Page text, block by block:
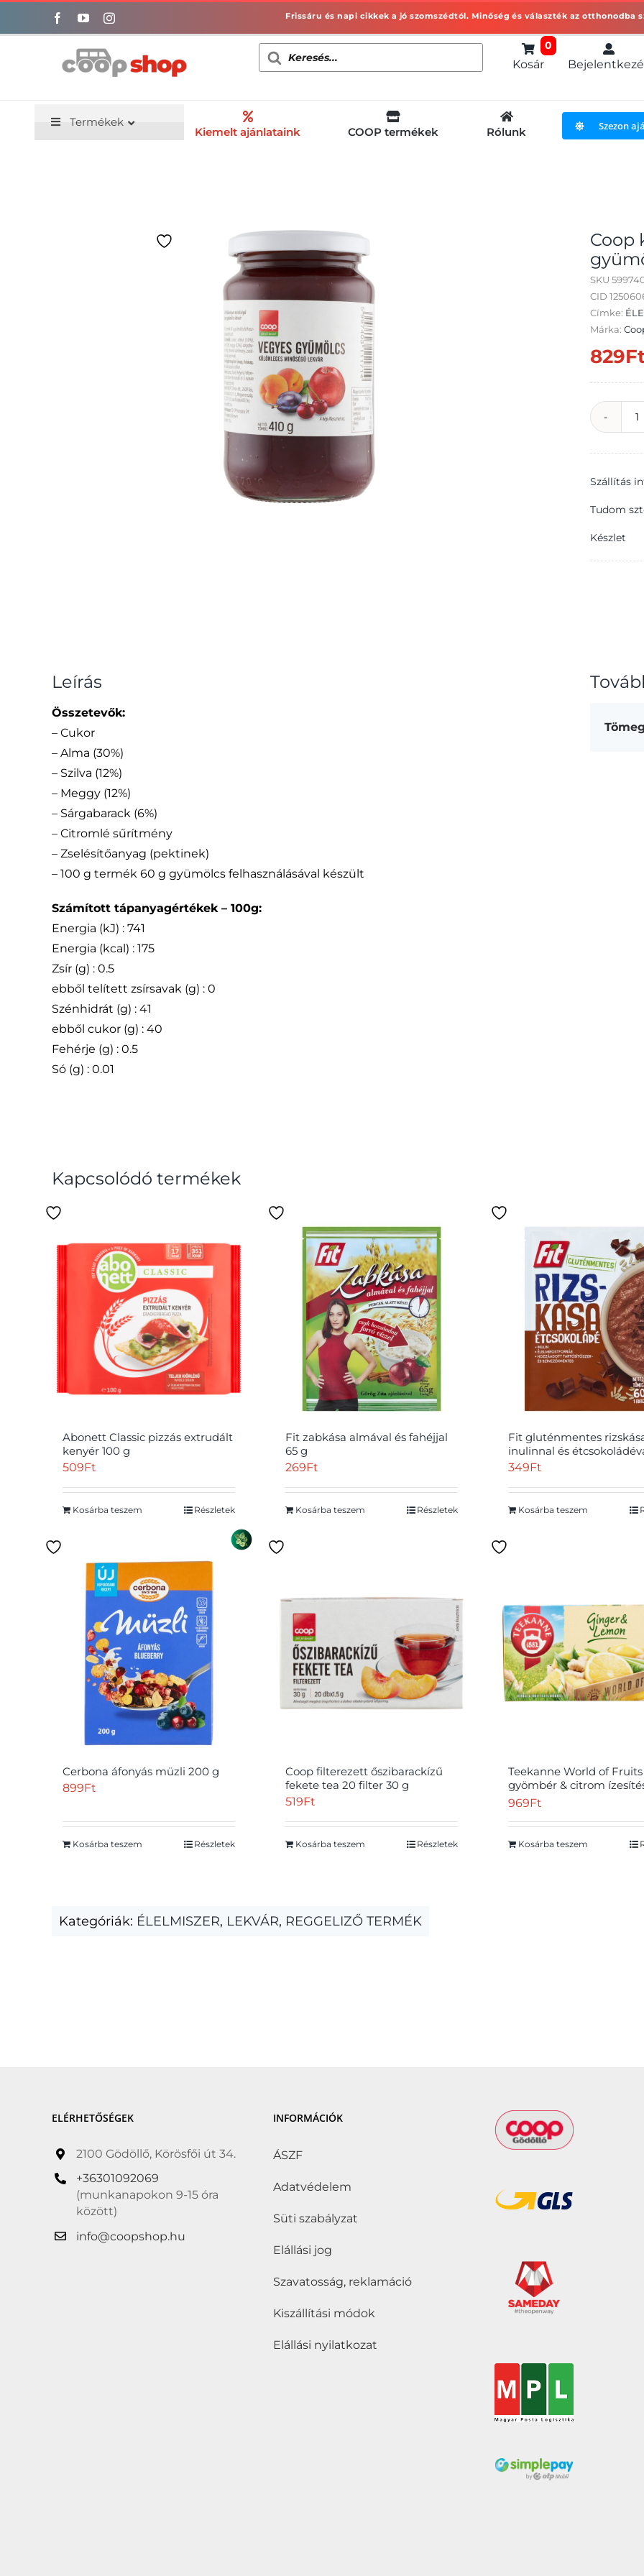
Products
search
Kosár
0
Termékek
Kiemelt ajánlataink COOP termékek Rólunk Szezon
Coop
SKU
CID
Címke:
Márka:
829
Szállítás
Tudom
Készlet
Leírás
Összetevők:
– Cukor
– Alma (30%)
– Szilva (12%)
– Meggy (12%)
– Sárgabarack (6%)
– Citromlé sűrítmény
– Zselésítőanyag (pektinek)
– 100 g termék 60 g gyümölcs felhasználásával készült
Számított tápanyagértékek – 100g:
Energia (kJ) : 741
Energia (kcal) : 175
Zsír (g) : 0.5
ebből telített zsírsavak (g) : 0
Szénhidrát (g) : 41
ebből cukor (g) : 40
Fehérje (g) : 0.5
Só (g) : 0.01
Tömeg
Kapcsolódó termékek
Abonett Classic pizzás extrudált
kenyér 100 g
509Ft
Kosárba teszem Részletek
Fit zabkása almával és fahéjjal
65 g
269Ft
Kosárba teszem Részletek
Fit gluténmentes
inulinnal és
349Ft
Kosárba teszem
Cerbona áfonyás müzli 200 g
899Ft
Kosárba teszem Részletek
Coop filterezett őszibarackízű
fekete tea 20 filter 30 g
519Ft
Kosárba teszem Részletek
Teekanne World of Fruits
gyömbér & citrom
gyógynövény & gyümölcs
969Ft
Kosárba teszem
Kategóriák: ÉLELMISZER, LEKVÁR, REGGELIZŐ TERMÉK
ELÉRHETŐSÉGEK
2100 Gödöllő, Körösfői út 34.
+36301092069
(munkanapokon 9-15 óra
között)
info@coopshop.hu
INFORMÁCIÓK
ÁSZF
Adatvédelem
Süti szabályzat
Elállási jog
Szavatosság, reklamáció
Kiszállítási módok
Elállási nyilatkozat